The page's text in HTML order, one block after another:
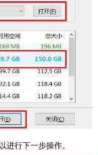
进行下一步操作。